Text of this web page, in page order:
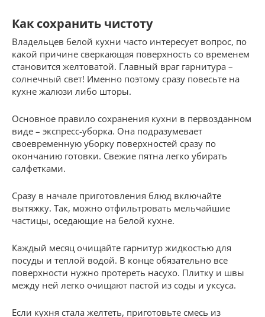
Как сохранить чистоту
Владельцев белой кухни часто интересует вопрос, по
какой причине сверкающая поверхность со временем
становится желтоватой. Главный враг гарнитура –
солнечный свет! Именно поэтому сразу повесьте на
кухне жалюзи либо шторы.
Основное правило сохранения кухни в первозданном
виде – экспресс-уборка. Она подразумевает
своевременную уборку поверхностей сразу по
окончанию готовки. Свежие пятна легко убирать
салфетками.
Сразу в начале приготовления блюд включайте
вытяжку. Так, можно отфильтровать мельчайшие
частицы, оседающие на белой кухне.
Каждый месяц очищайте гарнитур жидкостью для
посуды и теплой водой. В конце обязательно все
поверхности нужно протереть насухо. Плитку и швы
между ней легко очищают пастой из соды и уксуса.
Если кухня стала желтеть, приготовьте смесь из